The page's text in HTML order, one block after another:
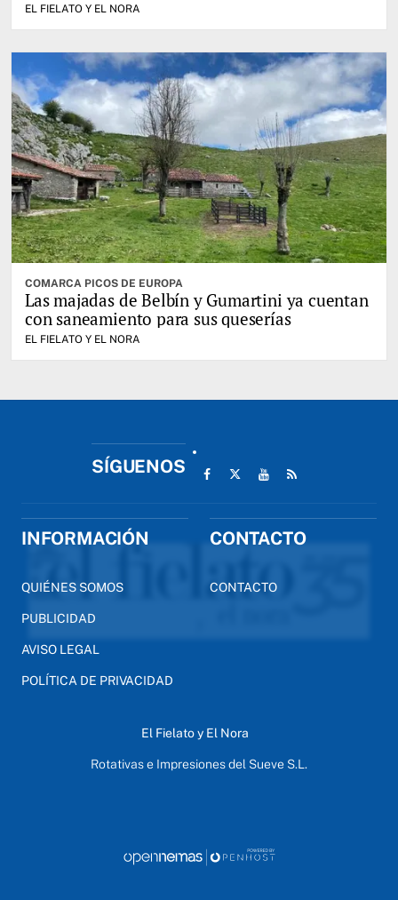
EL FIELATO Y EL NORA
COMARCA PICOS DE EUROPA
Las majadas de Belbín y Gumartini ya cuentan
con saneamiento para sus queserías
EL FIELATO Y EL NORA
SÍGUENOS
INFORMACIÓN
QUIÉNES SOMOS
PUBLICIDAD
AVISO LEGAL
POLÍTICA DE PRIVACIDAD
CONTACTO
CONTACTO
El Fielato y El Nora
Rotativas e Impresiones del Sueve S.L.